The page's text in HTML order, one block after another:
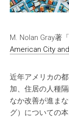
M. Nolan Gray著「
American City
近年アメリカの
加、住居の人種
なか改善が進ま
グ）についての本